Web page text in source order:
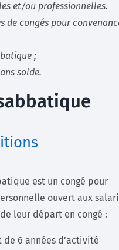
et/ou professionnelles.
de congés pour
;
solde.
est un congé pour
ouvert aux
leur départ en congé :
de 6 années d’activité